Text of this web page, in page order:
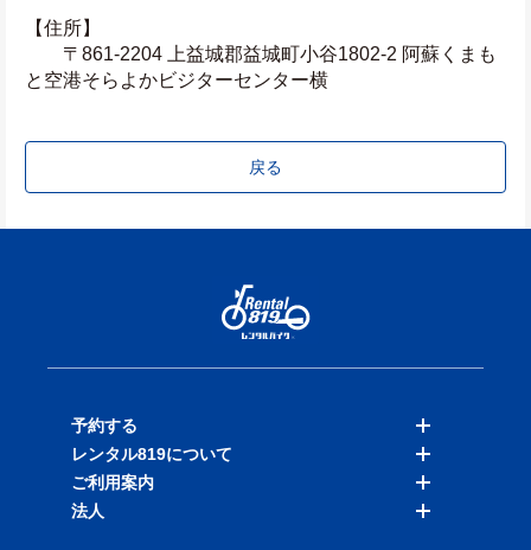
【住所】
〒861-2204 上益城郡益城町小谷1802-2 阿蘇くまも
と空港そらよかビジターセンター横
戻る
予約する
バイクを探す
店舗を探す
レンタル819について
料金表
ご利用案内
法人